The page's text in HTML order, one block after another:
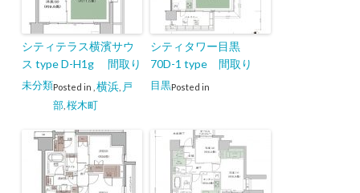
シティテラス横濱サウ
ス type D-H1g 間取り
Posted in
未分類 横浜, 戸
部, 桜木町
シティタワー目黒
70D-1 type 間取り
Posted in
目黒